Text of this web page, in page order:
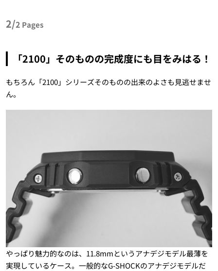
2/2 Pages
「2100」そのものの完成度にも目をみはる！
もちろん「2100」シリーズそのものの出来のよさも見逃せませ
ん。
やっぱり魅力的なのは、11.8mmというアナデジモデル最薄を
実現しているケース。一般的なG-SHOCKのアナデジモデルだ